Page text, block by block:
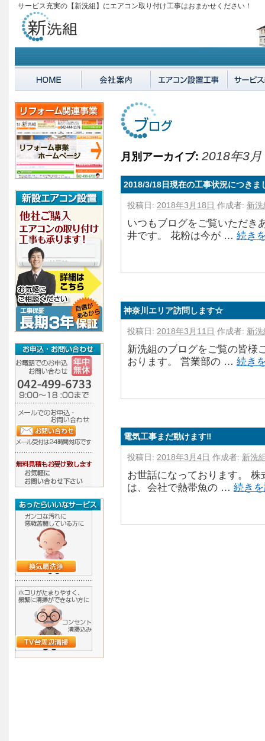
サービス充実の【新洗組】にエアコン取り付け工事はおまかせください！
月別アーカイブ: 2018年3月
2018/3/18日現在の工事状況につきま
投稿日: 2018年3月18日 作成者: 新洗
いつもブログをご覧いただき
井です。 花粉は今が … 続き
神奈川エリア訪問します☆
投稿日: 2018年3月11日 作成者: 新洗
新洗組のブログをご覧の皆様
おります。 営業部の … 続き
電気工事まだ動けます‼
投稿日: 2018年3月4日 作成者: 新洗
お世話になっております。
は、会社で熱帯魚の … 続き